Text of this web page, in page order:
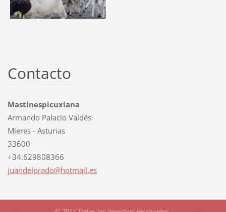
Contacto
Mastinespicuxiana
Armando Palacio Valdés
Mieres - Asturias
33600
+34.629808366
juandelprado@hotmail.es